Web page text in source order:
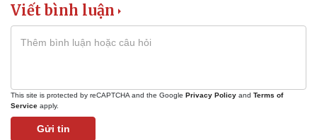
Viết bình luận
This site is protected by reCAPTCHA and the Google Privacy Policy and Terms of
Service apply.
Gửi tin